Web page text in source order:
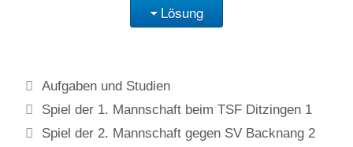
Lösung
Aufgaben und Studien
Spiel der 1. Mannschaft beim TSF Ditzingen 1
Spiel der 2. Mannschaft gegen SV Backnang 2